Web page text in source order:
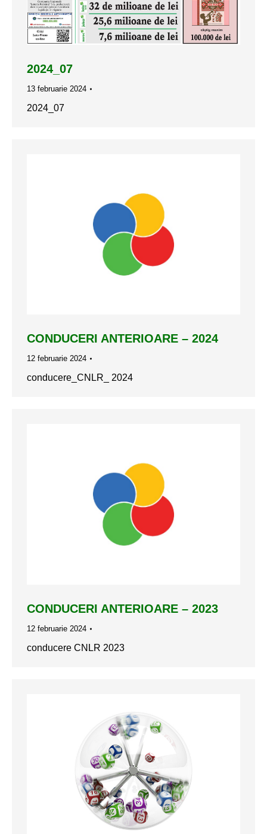
2024_07
13 februarie 2024
2024_07
CONDUCERI ANTERIOARE – 2024
12 februarie 2024
conducere_CNLR_ 2024
CONDUCERI ANTERIOARE – 2023
12 februarie 2024
conducere CNLR 2023